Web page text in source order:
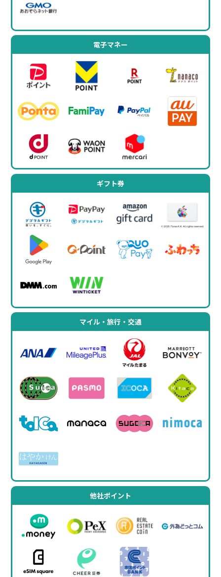
電子マネー
ギフト券
マイル・旅行・交通
他社ポイント